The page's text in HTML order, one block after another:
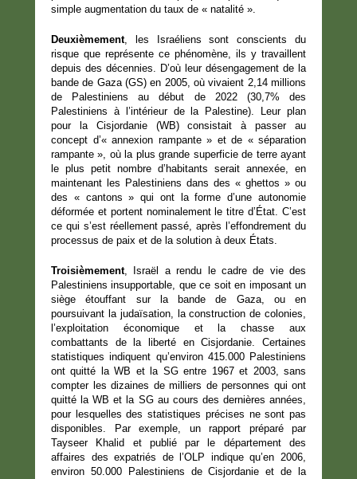
simple augmentation du taux de « natalité ».
Deuxièmement, les Israéliens sont conscients du
risque que représente ce phénomène, ils y travaillent
depuis des décennies. D’où leur désengagement de la
bande de Gaza (GS) en 2005, où vivaient 2,14 millions
de Palestiniens au début de 2022 (30,7% des
Palestiniens à l’intérieur de la Palestine). Leur plan
pour la Cisjordanie (WB) consistait à passer au
concept d’« annexion rampante » et de « séparation
rampante », où la plus grande superficie de terre ayant
le plus petit nombre d’habitants serait annexée, en
maintenant les Palestiniens dans des « ghettos » ou
des « cantons » qui ont la forme d’une autonomie
déformée et portent nominalement le titre d’État. C’est
ce qui s’est réellement passé, après l’effondrement du
processus de paix et de la solution à deux États.
Troisièmement, Israël a rendu le cadre de vie des
Palestiniens insupportable, que ce soit en imposant un
siège étouffant sur la bande de Gaza, ou en
poursuivant la judaïsation, la construction de colonies,
l’exploitation économique et la chasse aux
combattants de la liberté en Cisjordanie. Certaines
statistiques indiquent qu’environ 415.000 Palestiniens
ont quitté la WB et la SG entre 1967 et 2003, sans
compter les dizaines de milliers de personnes qui ont
quitté la WB et la SG au cours des dernières années,
pour lesquelles des statistiques précises ne sont pas
disponibles. Par exemple, un rapport préparé par
Tayseer Khalid et publié par le département des
affaires des expatriés de l’OLP indique qu’en 2006,
environ 50.000 Palestiniens de Cisjordanie et de la